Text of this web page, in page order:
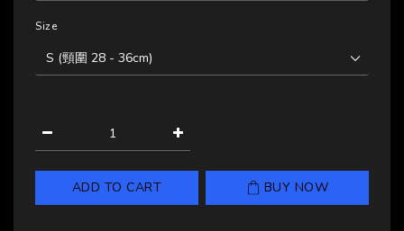
Size
ADD TO CART BUY NOW